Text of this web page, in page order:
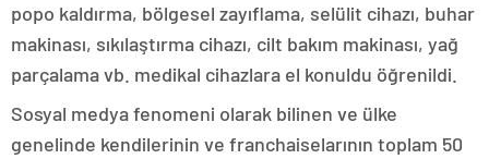
popo kaldırma, bölgesel zayıflama, selülit cihazı, buhar
makinası, sıkılaştırma cihazı, cilt bakım makinası, yağ
parçalama vb. medikal cihazlara el konuldu öğrenildi.
Sosyal medya fenomeni olarak bilinen ve ülke
genelinde kendilerinin ve franchaiselarının toplam 50